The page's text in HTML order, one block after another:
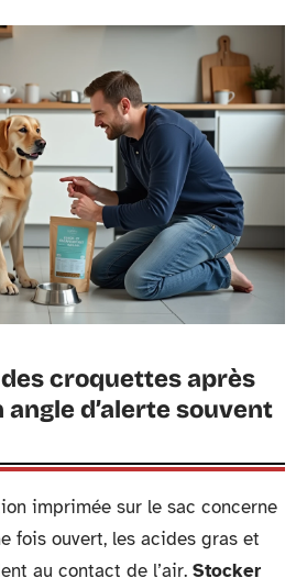
croquettes après
d’alerte souvent
imprimée sur le sac concerne
fois ouvert, les acides gras et
au contact de l’air. Stocker